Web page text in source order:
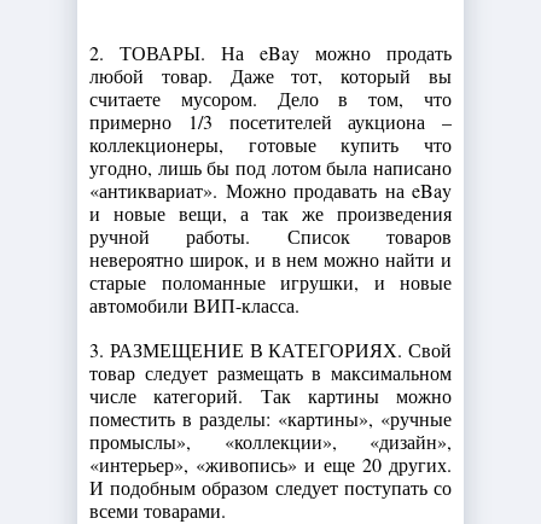
2. ТОВАРЫ. На eBay можно продать
любой товар. Даже тот, который вы
считаете мусором. Дело в том, что
примерно 1/3 посетителей аукциона –
коллекционеры, готовые купить что
угодно, лишь бы под лотом была написано
«антиквариат». Можно продавать на eBay
и новые вещи, а так же произведения
ручной работы. Список товаров
невероятно широк, и в нем можно найти и
старые поломанные игрушки, и новые
автомобили ВИП-класса.
3. РАЗМЕЩЕНИЕ В КАТЕГОРИЯХ. Свой
товар следует размещать в максимальном
числе категорий. Так картины можно
поместить в разделы: «картины», «ручные
промыслы», «коллекции», «дизайн»,
«интерьер», «живопись» и еще 20 других.
И подобным образом следует поступать со
всеми товарами.